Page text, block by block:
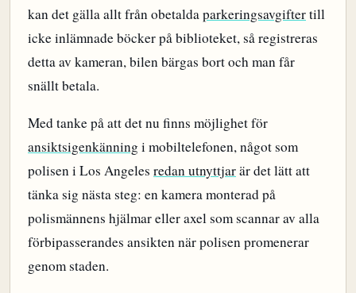
kan det gälla allt från obetaldaparkeringsavgiftertill
icke inlämnade böcker på biblioteket, så registreras
detta av kameran, bilen bärgas bort och man får
snällt betala.
Med tanke på att det nu finns möjlighet för
ansiktsigenkänning i mobiltelefonen, något som
polisen i Los Angeles redan utnyttjarär det lätt att
tänka sig nästa steg: en kamera monterad på
polismännens hjälmar eller axel som scannar av alla
förbipasserandes ansikten när polisen promenerar
genom staden.